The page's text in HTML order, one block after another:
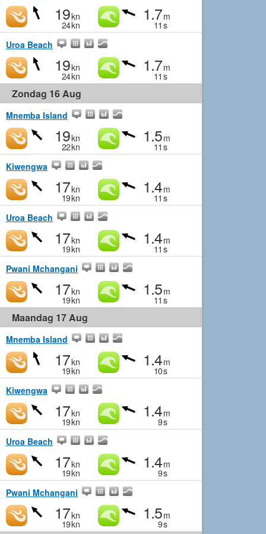
19kn
24kn
1.7m
11 s
Uroa Beach
19kn
24kn
1.7m
11 s
Zondag 16 Aug
Mnemba Island
19kn
22kn
1.5m
11 s
Kiwengwa
17kn
19kn
1.4m
11 s
Uroa Beach
17kn
19kn
1.4m
11 s
Pwani Mchangani
17kn
19kn
1.5m
11 s
Maandag 17 Aug
Mnemba Island
17kn
19kn
1.4m
10s
Kiwengwa
17kn
19kn
1.4m
9s
Uroa Beach
17kn
19kn
1.4m
9s
Pwani Mchangani
17kn
19kn
1.5m
9s